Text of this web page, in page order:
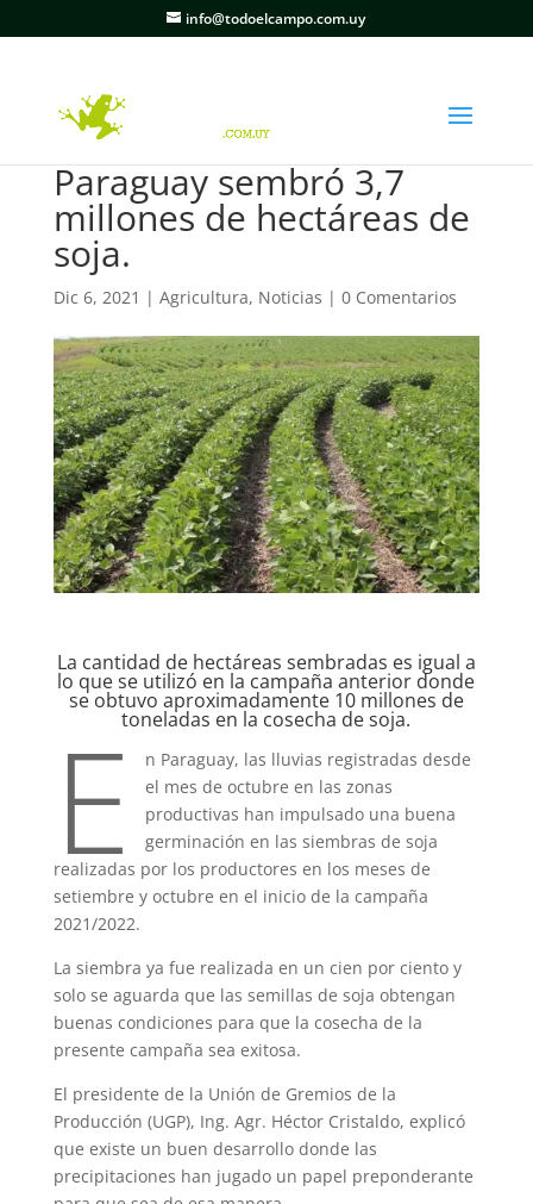
info@todoelcampo.com.uy
Paraguay sembró 3,7
millones de hectáreas de
soja.
Dic 6, 2021 | Agricultura, Noticias | 0 Comentarios
La cantidad de hectáreas sembradas es igual a
lo que se utilizó en la campaña anterior donde
se obtuvo aproximadamente 10 millones de
toneladas en la cosecha de soja.
E
n Paraguay, las lluvias registradas desde
el mes de octubre en las zonas
productivas han impulsado una buena
germinación en las siembras de soja
realizadas por los productores en los meses de
setiembre y octubre en el inicio de la campaña
2021/2022.
La siembra ya fue realizada en un cien por ciento y
solo se aguarda que las semillas de soja obtengan
buenas condiciones para que la cosecha de la
presente campaña sea exitosa.
El presidente de la Unión de Gremios de la
Producción (UGP), Ing. Agr. Héctor Cristaldo, explicó
que existe un buen desarrollo donde las
precipitaciones han jugado un papel preponderante